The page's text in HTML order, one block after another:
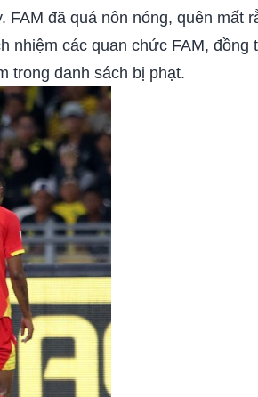
đã quá nôn nóng, quên
nhiệm các quan chức FAM,
trong danh sách bị phạt.